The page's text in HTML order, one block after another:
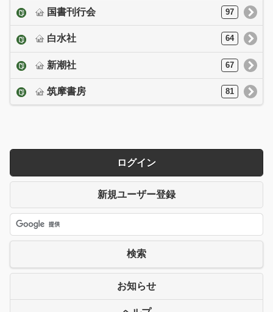
国書刊行会 97
白水社 64
新潮社 67
筑摩書房 81
ログイン
新規ユーザー登録
検索
お知らせ